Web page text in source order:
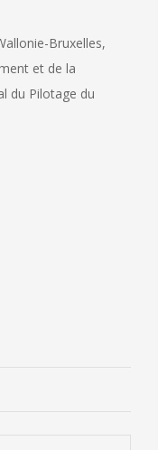
Bruxelles,
et de la
du Pilotage du